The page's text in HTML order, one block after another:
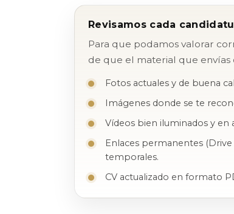
Revisamos cada
Para que podamos valorar
de que el material que envías
Fotos actuales y de buena
Imágenes donde se te
Vídeos bien iluminados y en
Enlaces permanentes
temporales.
CV actualizado en formato